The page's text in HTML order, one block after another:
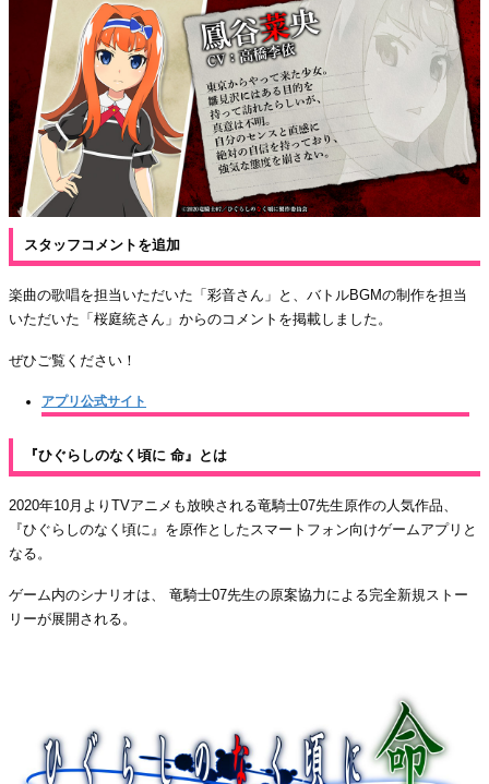
スタッフコメントを追加
楽曲の歌唱を担当いただいた「彩音さん」と、バトルBGMの制作を担当
いただいた「桜庭統さん」からのコメントを掲載しました。
ぜひご覧ください！
アプリ公式サイト
『ひぐらしのなく頃に 命』とは
2020年10月よりTVアニメも放映される竜騎士07先生原作の人気作品、
『ひぐらしのなく頃に』を原作としたスマートフォン向けゲームアプリと
なる。
ゲーム内のシナリオは、 竜騎士07先生の原案協力による完全新規ストー
リーが展開される。